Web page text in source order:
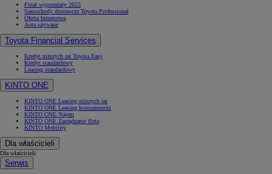
Finał wyprzedaży 2025
Samochody dostawcze Toyota Professional
Oferta biznesowa
Auta używane
Toyota Financial Services
Kredyt niższych rat Toyota Easy
Kredyt standardowy
Leasing standardowy
KINTO ONE
KINTO ONE Leasing niższych rat
KINTO ONE Leasing konsumencki
KINTO ONE Najem
KINTO ONE Zarządzanie flotą
KINTO Mobility
Dla właścicieli
Dla właścicieli
Serwis